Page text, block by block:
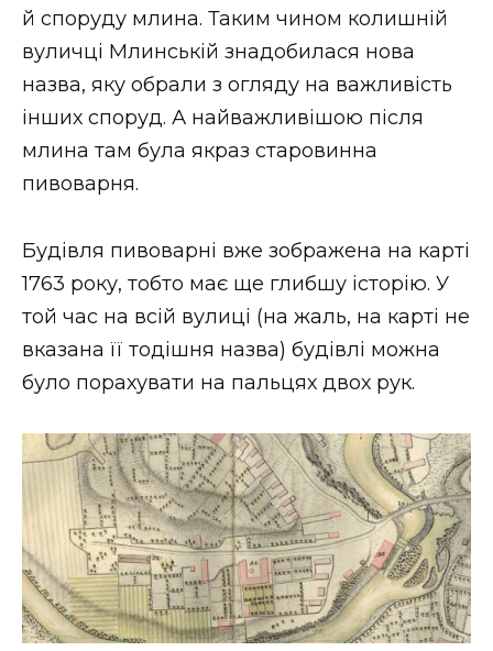
й споруду млина. Таким чином колишній
вуличці Млинській знадобилася нова
назва, яку обрали з огляду на важливість
інших споруд. А найважливішою після
млина там була якраз старовинна
пивоварня.
Будівля пивоварні вже зображена на карті
1763 року, тобто має ще глибшу історію. У
той час на всій вулиці (на жаль, на карті не
вказана її тодішня назва) будівлі можна
було порахувати на пальцях двох рук.